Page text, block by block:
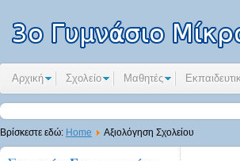
Αρχική Σχολείο Μαθητές
Βρίσκεστε εδώ: Home Αξιολόγηση Σχολείου